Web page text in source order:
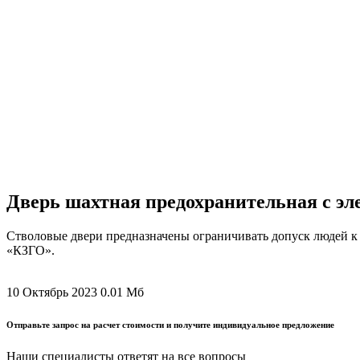
Дверь шахтная предохранительная с
Стволовые двери предназначены ограничивать допуск людей
«КЗГО».
10 Октябрь 2023 0.01 Мб
Отправьте запрос на расчет стоимости и получите индивидуальное предложение
Наши специалисты ответят на все вопросы